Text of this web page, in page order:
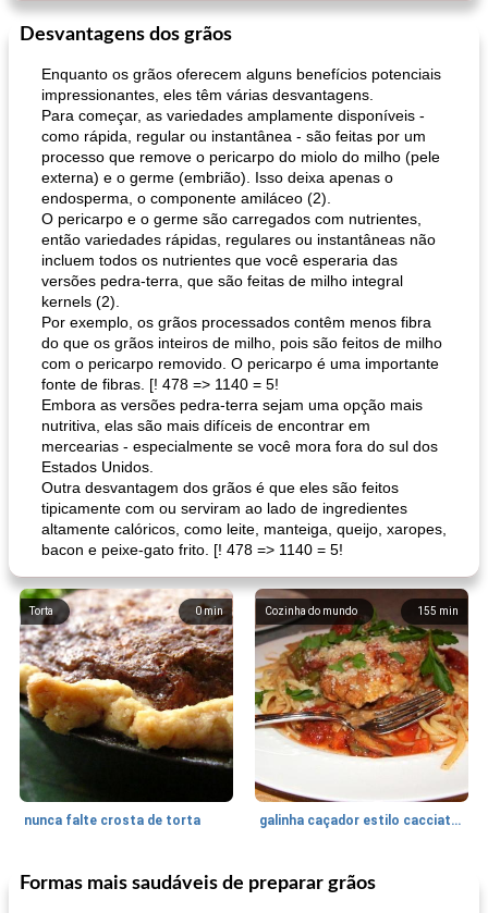
Desvantagens dos grãos
Enquanto os grãos oferecem alguns benefícios potenciais
impressionantes, eles têm várias desvantagens.
Para começar, as variedades amplamente disponíveis -
como rápida, regular ou instantânea - são feitas por um
processo que remove o pericarpo do miolo do milho (pele
externa) e o germe (embrião). Isso deixa apenas o
endosperma, o componente amiláceo (2).
O pericarpo e o germe são carregados com nutrientes,
então variedades rápidas, regulares ou instantâneas não
incluem todos os nutrientes que você esperaria das
versões pedra-terra, que são feitas de milho integral
kernels (2).
Por exemplo, os grãos processados ​​contêm menos fibra
do que os grãos inteiros de milho, pois são feitos de milho
com o pericarpo removido. O pericarpo é uma importante
fonte de fibras. [! 478 => 1140 = 5!
Embora as versões pedra-terra sejam uma opção mais
nutritiva, elas são mais difíceis de encontrar em
mercearias - especialmente se você mora fora do sul dos
Estados Unidos.
Outra desvantagem dos grãos é que eles são feitos
tipicamente com ou serviram ao lado de ingredientes
altamente calóricos, como leite, manteiga, queijo, xaropes,
bacon e peixe-gato frito. [! 478 => 1140 = 5!
0min
Torta
nunca falte crosta de torta
155 min
Cozinha do mundo
galinha caçador estilo cacciatore
1470min
Feriados e Eventos Punch Beverage
Formas mais saudáveis ​​de preparar grãos